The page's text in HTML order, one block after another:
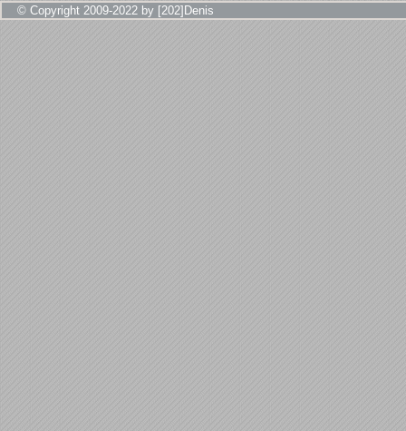
© Copyright 2009-2022 by [202]Denis